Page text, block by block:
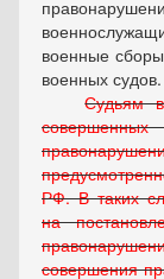
военные
военных судов.
Судьям
совершенных
РФ. В таких
на
совершения